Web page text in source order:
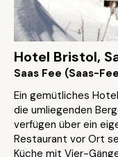
Hotel Bristol,
Saas Fee (Saas-
Ein gemütliches
die umliegenden
verfügen über ein
Restaurant vor Ort
Küche mit Vier-